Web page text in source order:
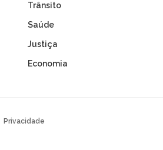
Trânsito
Saúde
Justiça
Economia
Privacidade